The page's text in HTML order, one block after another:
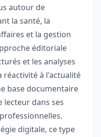
autour de
la santé, la
et la gestion
éditoriale
et les analyses
à l'actualité
base documentaire
lecteur dans ses
digitale, ce type